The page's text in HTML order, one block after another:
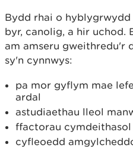
Bydd rhai o
byr, canolig, a hir uchod.
am amseru gweithredu'r
sy'n cynnwys:
pa mor gyflym mae
ardal
astudiaethau lleol
ffactorau cymdeithasol
cyfleoedd